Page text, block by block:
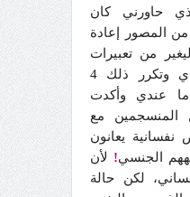
حاورني كان
المصور إعادة
من تعبيرات
وجهه بناء على ردودي وتكرر ذلك 4
عندي وأكدت
المنسجمين مع
يعانون
الجنسي! لأن
لكن حالة